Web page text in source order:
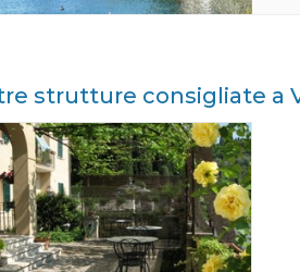
strutture consigliate a